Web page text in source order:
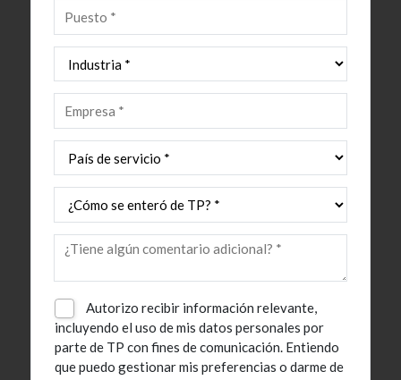
Autorizo recibir información relevante,
incluyendo el uso de mis datos personales por
parte de TP con fines de comunicación. Entiendo
que puedo gestionar mis preferencias o darme de